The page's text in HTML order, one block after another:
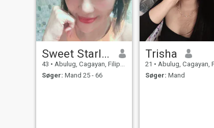
Sweet Starlight
43 • Abulug, Cagayan, Filippinerne
Søger: Mand 25 - 66
Trisha
21 • Abulug, Cagayan,
Søger: Mand